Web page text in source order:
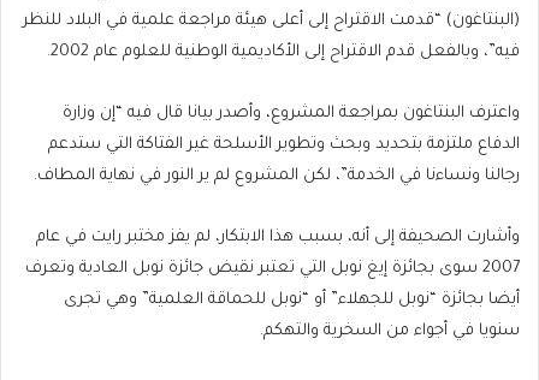
(البنتاغون) “قدمت الاقتراح إلى أعلى هيئة مراجعة علمية في البلاد للنظر
فيه”، وبالفعل قدم الاقتراح إلى الأكاديمية الوطنية للعلوم عام 2002.
واعترف البنتاغون بمراجعة المشروع، وأصدر بيانا قال فيه “إن وزارة
الدفاع ملتزمة بتحديد وبحث وتطوير الأسلحة غير الفتاكة التي ستدعم
رجالنا ونساءنا في الخدمة”، لكن المشروع لم ير النور في نهاية المطاف.
وأشارت الصحيفة إلى أنه، بسبب هذا الابتكار، لم يفز مختبر رايت في عام
2007 سوى بجائزة إيغ نوبل التي تعتبر نقيض جائزة نوبل العادية وتعرف
أيضا بجائزة “نوبل للجهلاء” أو “نوبل للحماقة العلمية” وهي تجرى
سنويا في أجواء من السخرية والتهكم.